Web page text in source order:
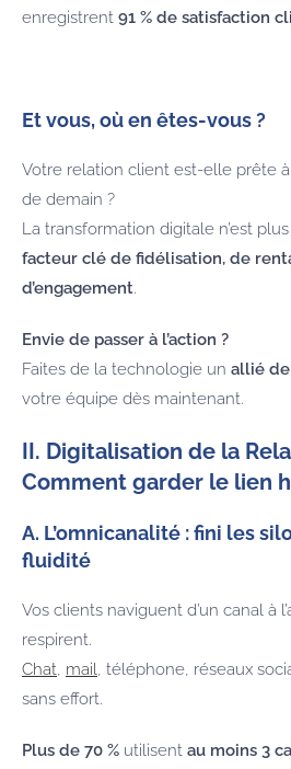
enregistrent 91 % de satisfaction
Et vous, où en êtes-vous ?
Votre relation client est-elle prête
de demain ?
La transformation digitale n’est
facteur clé de fidélisation, de
d’engagement.
Envie de passer à l’action ?
Faites de la technologie un allié de
votre équipe dès maintenant.
II. Digitalisation de la
Comment garder le lien
A. L’omnicanalité : fini les
fluidité
Vos clients naviguent d’un canal à
respirent.
Chat, mail, téléphone, réseaux
sans effort.
Plus de 70 % utilisent au moins 3